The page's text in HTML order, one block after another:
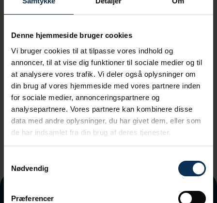
Denne hjemmeside bruger cookies
Vi bruger cookies til at tilpasse vores indhold og
annoncer, til at vise dig funktioner til sociale medier og til
at analysere vores trafik. Vi deler også oplysninger om
din brug af vores hjemmeside med vores partnere inden
for sociale medier, annonceringspartnere og
analysepartnere. Vores partnere kan kombinere disse
data med andre oplysninger, du har givet dem, eller som
de har indsamlet fra din brug af deres tjenester.
Nødvendig
Præferencer
Havn A/S
privatlivspolitik